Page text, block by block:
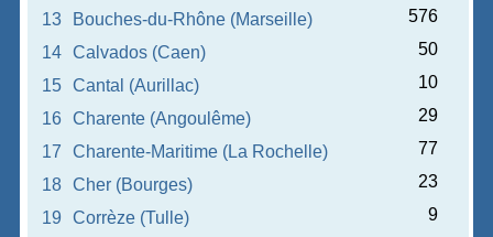
13 Bouches-du-Rhône (Marseille)
576
14
Calvados (Caen)
50
15
Cantal (Aurillac)
10
16
Charente (Angoulême)
29
17
Charente-Maritime (La Rochelle)
77
18
Cher (Bourges)
23
19
Corrèze (Tulle)
9